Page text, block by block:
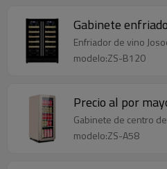
Gabinete
Enfriador de vino
modelo:ZS-B120
Precio al por
Gabinete de centro
modelo:ZS-A58